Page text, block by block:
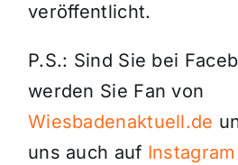
veröffentlicht.
P.S.: Sind Sie bei
werden Sie Fan von
Wiesbadenaktuell.de
uns auch auf Instagram